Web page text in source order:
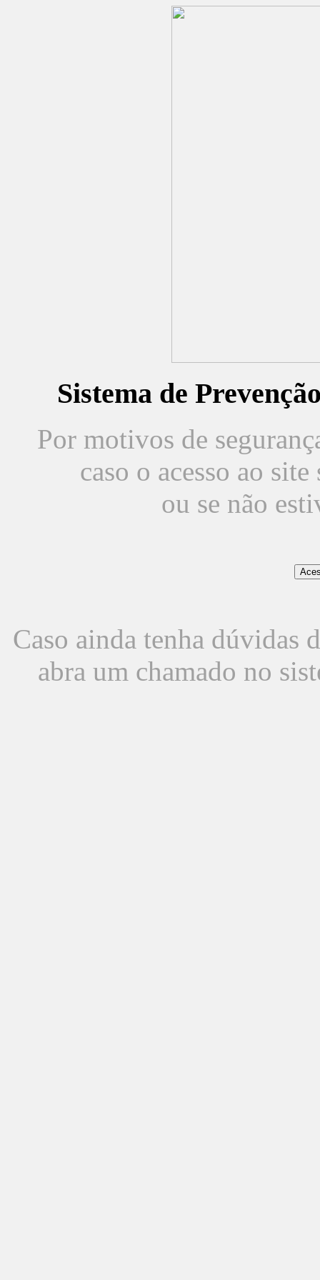
Sistema de
Por motivos de
caso o acesso ao
ou se não
Caso ainda tenha dúvidas
abra um chamado no